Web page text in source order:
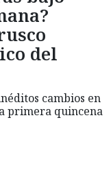
del
cambios en
primera quincena